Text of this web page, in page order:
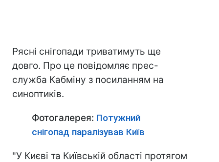
Рясні снігопади триватимуть ще
довго. Про це повідомляє прес-
служба Кабміну з посиланням на
синоптиків.
Фотогалерея: Потужний
снігопад паралізував Київ
"У Києві та Київській області протягом